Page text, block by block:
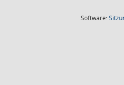
Software: